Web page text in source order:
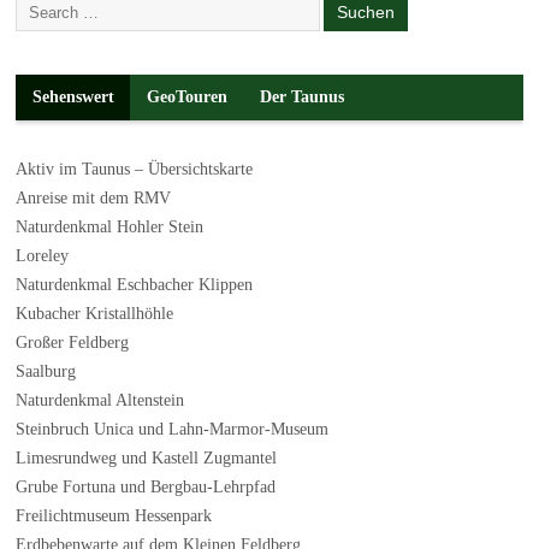
Sehenswert GeoTouren Der Taunus
Aktiv im Taunus – Übersichtskarte
Anreise mit dem RMV
Naturdenkmal Hohler Stein
Loreley
Naturdenkmal Eschbacher Klippen
Kubacher Kristallhöhle
Großer Feldberg
Saalburg
Naturdenkmal Altenstein
Steinbruch Unica und Lahn-Marmor-Museum
Limesrundweg und Kastell Zugmantel
Grube Fortuna und Bergbau-Lehrpfad
Freilichtmuseum Hessenpark
Erdbebenwarte auf dem Kleinen Feldberg